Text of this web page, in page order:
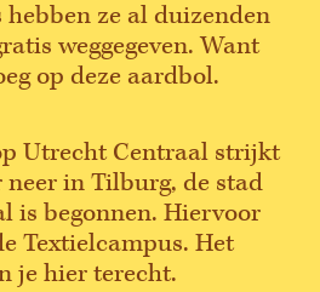
ze al duizenden
weggegeven. Want
op deze aardbol.
Utrecht Centraal strijkt
neer in Tilburg, de stad
is begonnen. Hiervoor
Textielcampus. Het
je hier terecht.